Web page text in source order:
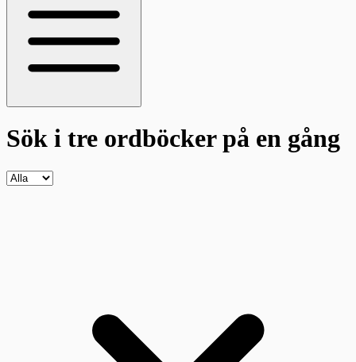
Sök i tre ordböckerpå en gång